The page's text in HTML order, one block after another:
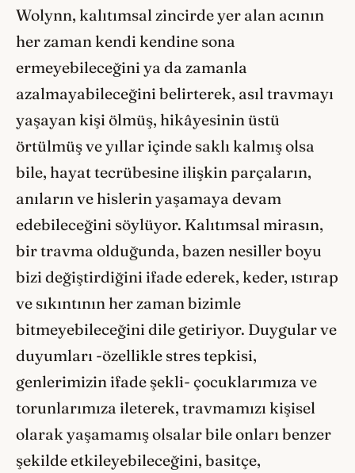
Wolynn, kalıtımsal zincirde yer alan acının
her zaman kendi kendine sona
ermeyebileceğini ya da zamanla
azalmayabileceğini belirterek, asıl travmayı
yaşayan kişi ölmüş, hikâyesinin üstü
örtülmüş ve yıllar içinde saklı kalmış olsa
bile, hayat tecrübesine ilişkin parçaların,
anıların ve hislerin yaşamaya devam
edebileceğini söylüyor. Kalıtımsal mirasın,
bir travma olduğunda, bazen nesiller boyu
bizi değiştirdiğini ifade ederek, keder, ıstırap
ve sıkıntının her zaman bizimle
bitmeyebileceğini dile getiriyor. Duygular ve
duyumları -özellikle stres tepkisi,
genlerimizin ifade şekli- çocuklarımıza ve
torunlarımıza ileterek, travmamızı kişisel
olarak yaşamamış olsalar bile onları benzer
şekilde etkileyebileceğini, basitçe,